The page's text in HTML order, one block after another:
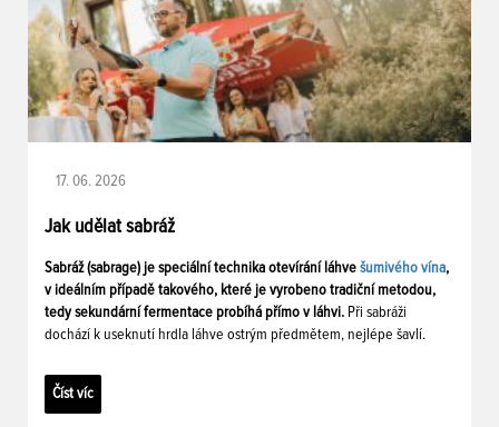
17. 06. 2026
Jak udělat sabráž
Sabráž (sabrage) je speciální technika otevírání láhve šumivého vína,
v ideálním případě takového, které je vyrobeno tradiční metodou,
tedy sekundární fermentace probíhá přímo v láhvi. Při sabráži
dochází k useknutí hrdla láhve ostrým předmětem, nejlépe šavlí.
Číst víc